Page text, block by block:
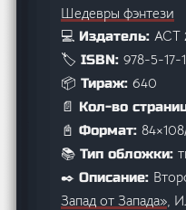
Шедевры фэнтези
💻 Издатель:АСТ
🏷️ ISBN:978-5-17-
📦 Тираж:640
📄 Кол-во
📓 Формат:
📚 Тип обложки:
✒️ Описание:
Запад от Запада»,